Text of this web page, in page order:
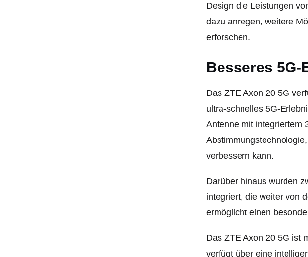
Design die Leistungen
dazu anregen, weitere
erforschen.
Besseres 5G-
Das ZTE Axon 20 5G
ultra-schnelles 5G-
Antenne mit integriertem
verbessern kann.
Darüber hinaus wurden
integriert, die weiter von
ermöglicht einen
Das ZTE Axon 20 5G ist
verfügt über eine